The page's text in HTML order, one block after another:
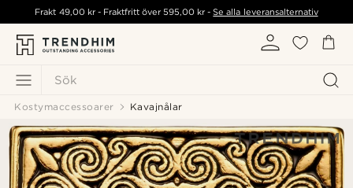
Sök
Frakt 49,00 kr- Fraktfritt över595,00 kr -Se alla leveransalternativ
Kostymaccessoarer Kavajnålar